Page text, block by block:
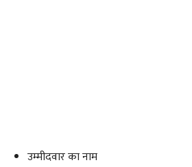
उम्मीदवार का नाम